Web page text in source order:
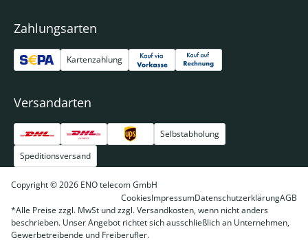
Zahlungsarten
Kartenzahlung
Versandarten
Selbstabholung
Speditionsversand
Copyright © 2026 ENO telecom GmbH
CookiesImpressumDatenschutzerklärungAGB
*Alle Preise zzgl. MwSt und zzgl. Versandkosten, wenn nicht anders
beschrieben. Unser Angebot richtet sich ausschließlich an Unternehmen,
Gewerbetreibende und Freiberufler.